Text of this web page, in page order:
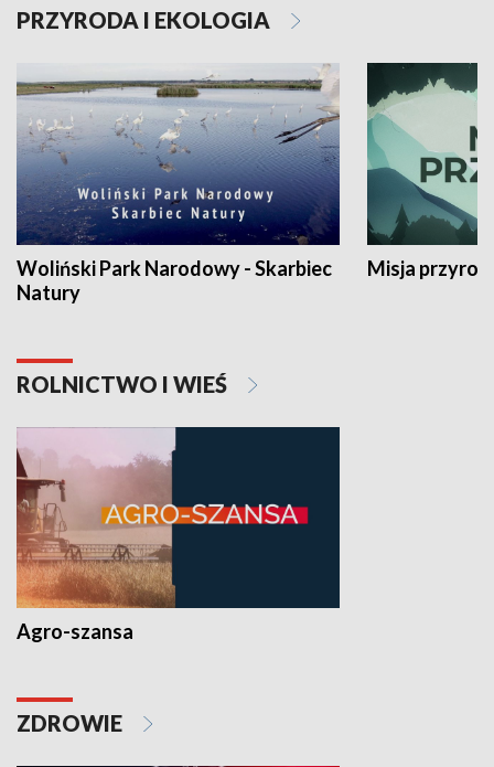
PRZYRODA I EKOLOGIA
Woliński Park Narodowy - Skarbiec
Natury
Misja
ROLNICTWO I WIEŚ
Agro-szansa
ZDROWIE